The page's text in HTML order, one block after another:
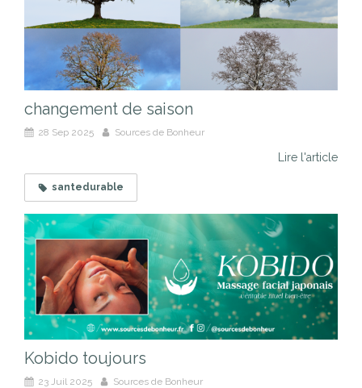
changement de saison
28 Sep 2025 Sources de Bonheur
Lire l'article
santedurable
Kobido toujours
23 Juil 2025 Sources de Bonheur